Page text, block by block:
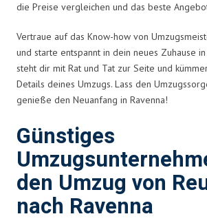
die Preise vergleichen und das beste
Vertraue auf das Know-how von
und starte entspannt in dein neues Zuhause in
steht dir mit Rat und Tat zur Seite und
Details deines Umzugs. Lass den
genieße den Neuanfang in Ravenna!
Günstiges
den Umzug von
nach Ravenna